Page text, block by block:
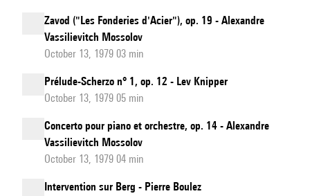
Zavod ("Les Fonderies d'Acier"), op. 19 - Alexandre
Vassilievitch Mossolov
October 13, 1979 03 min
Prélude-Scherzo n° 1, op. 12 - Lev Knipper
October 13, 1979 05 min
Concerto pour piano et orchestre, op. 14 - Alexandre
Vassilievitch Mossolov
October 13, 1979 04 min
Intervention sur Berg - Pierre Boulez